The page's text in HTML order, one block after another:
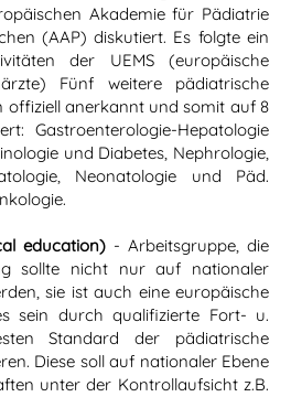
Akademie für Pädiatrie
(AAP) diskutiert. Es folgte ein
der UEMS (europäische
Fünf weitere pädiatrische
offiziell anerkannt und somit auf 8
Gastroenterologie-Hepatologie
und Diabetes, Nephrologie,
Neonatologie und Päd.
education) - Arbeitsgruppe, die
sollte nicht nur auf nationaler
sie ist auch eine europäische
sein durch qualifizierte Fort- u.
Standard der pädiatrische
Diese soll auf nationaler Ebene
unter der Kontrollaufsicht z.B.